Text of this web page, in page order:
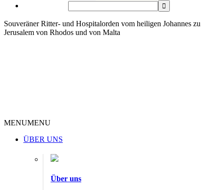
Souveräner Ritter- und Hospitalorden vom heiligen Johannes zu
Jerusalem von Rhodos und von Malta
MENUMENU
ÜBER UNS
Über uns